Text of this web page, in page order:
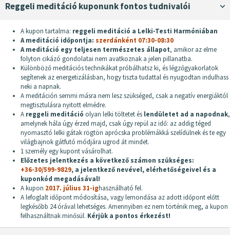
reggeli meditáció kuponunk fontos tudnivalói
A kupon tartalma: reggeli meditáció a Lelki-Testi Harmóniában
A meditáció időpontja: szerdánként 07:30-08:30
A meditáció egy teljesen természetes állapot, amikor az elme
folyton cikázó gondolatai nem avatkoznak a jelen pillanatba.
Különböző meditációs technikákat próbálhatsz ki, és légzőgyakorlatok
segítenek az energetizálásban, hogy tiszta tudattal és nyugodtan indulhass
neki a napnak.
A meditáción semmi másra nem lesz szükséged, csak a negatív energiáktól
megtisztulásra nyitott elmédre.
A reggeli meditáció olyan lelki töltetet és lendületet ad a napodnak,
amelynek hála úgy érzed majd, csak úgy repül az idő: az addig téged
nyomasztó lelki gátak rögtön aprócska problémákká szelídülnek és te egy
világbajnok gátfutó módjára ugrod át mindet.
1 személy egy kupont vásárolhat.
Előzetes jelentkezés a következő számon szükséges:
+36-30/599-9829, a jelentkező nevével, elérhetőségeivel és a
kuponkód megadásával!
A kupon 2017. július 31-ighasználható fel.
A lefoglalt időpont módosítása, vagy lemondása az adott időpont előtt
legkésőbb 24 órával lehetséges. Amennyiben ez nem történik meg, a kupon
felhasználtnak minősül. Kérjük a pontos érkezést!